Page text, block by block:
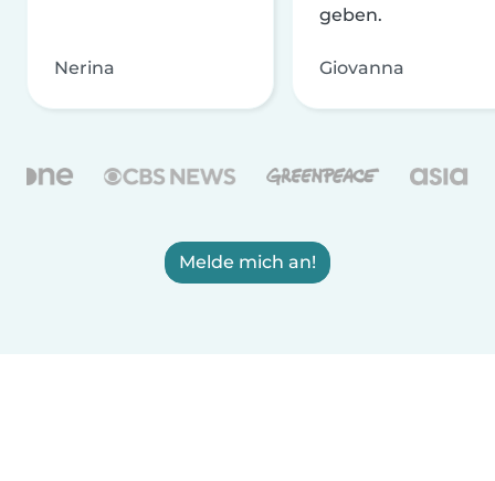
Nerina
geben.
Giovanna
Melde mich an!